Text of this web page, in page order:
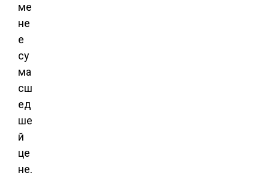
ме
не
е
су
ма
сш
ед
ше
й
це
не,